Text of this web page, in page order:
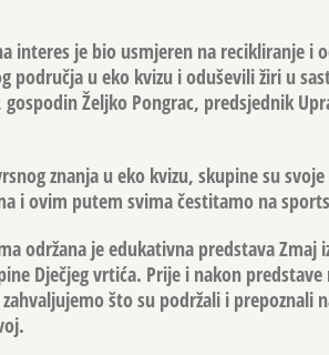
interes je bio usmjeren na recikliranje i
područja u eko kvizu i oduševili žiri u
Željko Pongrac, predsjednik
znanja u eko kvizu, skupine su
i ovim putem svima čestitamo na
održana je edukativna predstava Zmaj
Dječjeg vrtića. Prije i nakon
što su podržali i prepoznali